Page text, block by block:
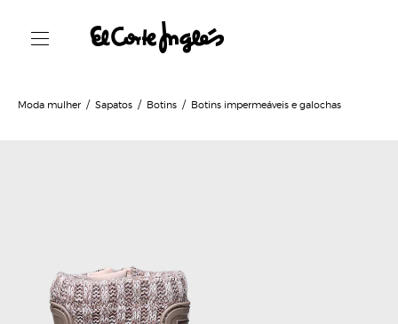
Moda mulher Sapatos Botins Botins impermeáveis e galochas